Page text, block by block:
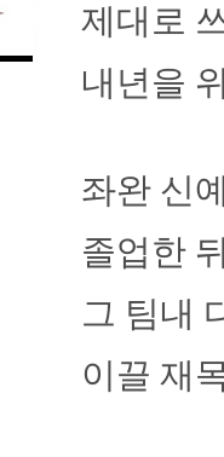
제대로
내년을
좌완 신
졸업한
그 팀내
이끌 재